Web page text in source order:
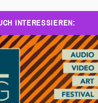
INTERESSIEREN: